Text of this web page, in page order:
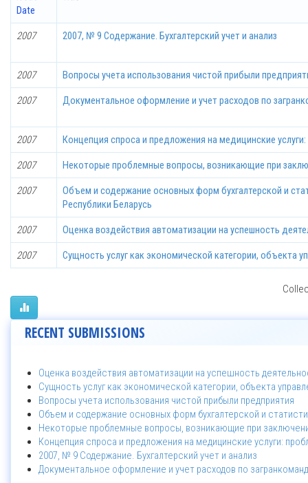
Date
2007 2007, № 9 Содержание. Бухгалтерский учет и анализ
2007 Вопросы учета использования чистой прибыли
2007 Документальное оформление и учет расходов по
2007 Концепция спроса и предложения на медицинские
2007 Некоторые проблемные вопросы, возникающие при
2007
Объем и содержание основных форм бухгалтерской и
Республики Беларусь
2007 Оценка воздействия автоматизации на успешность
2007 Сущность услуг как экономической категории, объекта
RECENT SUBMISSIONS
Оценка воздействия автоматизации на успешность
Сущность услуг как экономической категории, объекта
Вопросы учета использования чистой прибыли предприятия
Объем и содержание основных форм бухгалтерской и
Некоторые проблемные вопросы, возникающие при
Концепция спроса и предложения на медицинские услуги:
2007, № 9 Содержание. Бухгалтерский учет и анализ
Документальное оформление и учет расходов по